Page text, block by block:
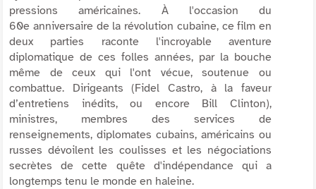
pressions américaines. À l'occasion du
60e anniversaire de la révolution cubaine, ce film en
deux parties raconte l'incroyable aventure
diplomatique de ces folles années, par la bouche
même de ceux qui l'ont vécue, soutenue ou
combattue. Dirigeants (Fidel Castro, à la faveur
d’entretiens inédits, ou encore Bill Clinton),
ministres, membres des services de
renseignements, diplomates cubains, américains ou
russes dévoilent les coulisses et les négociations
secrètes de cette quête d'indépendance qui a
longtemps tenu le monde en haleine.